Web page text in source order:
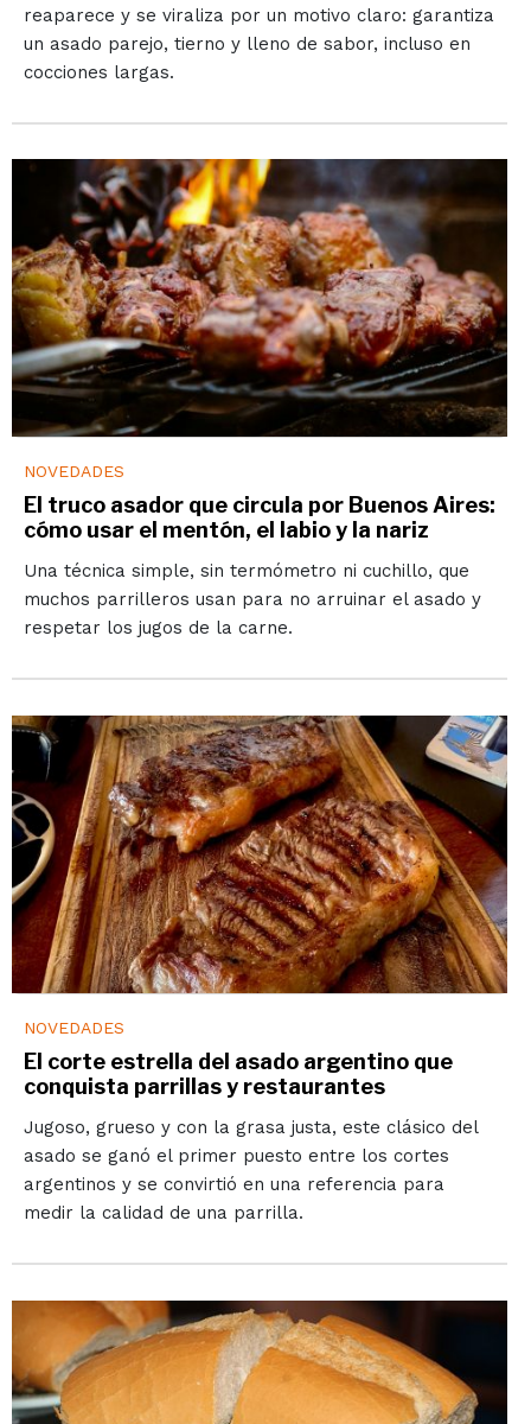
reaparece y se viraliza por un motivo claro: garantiza
un asado parejo, tierno y lleno de sabor, incluso en
cocciones largas.
NOVEDADES
El truco asador que circula por Buenos Aires:
cómo usar el mentón, el labio y la nariz
Una técnica simple, sin termómetro ni cuchillo, que
muchos parrilleros usan para no arruinar el asado y
respetar los jugos de la carne.
NOVEDADES
El corte estrella del asado argentino que
conquista parrillas y restaurantes
Jugoso, grueso y con la grasa justa, este clásico del
asado se ganó el primer puesto entre los cortes
argentinos y se convirtió en una referencia para
medir la calidad de una parrilla.